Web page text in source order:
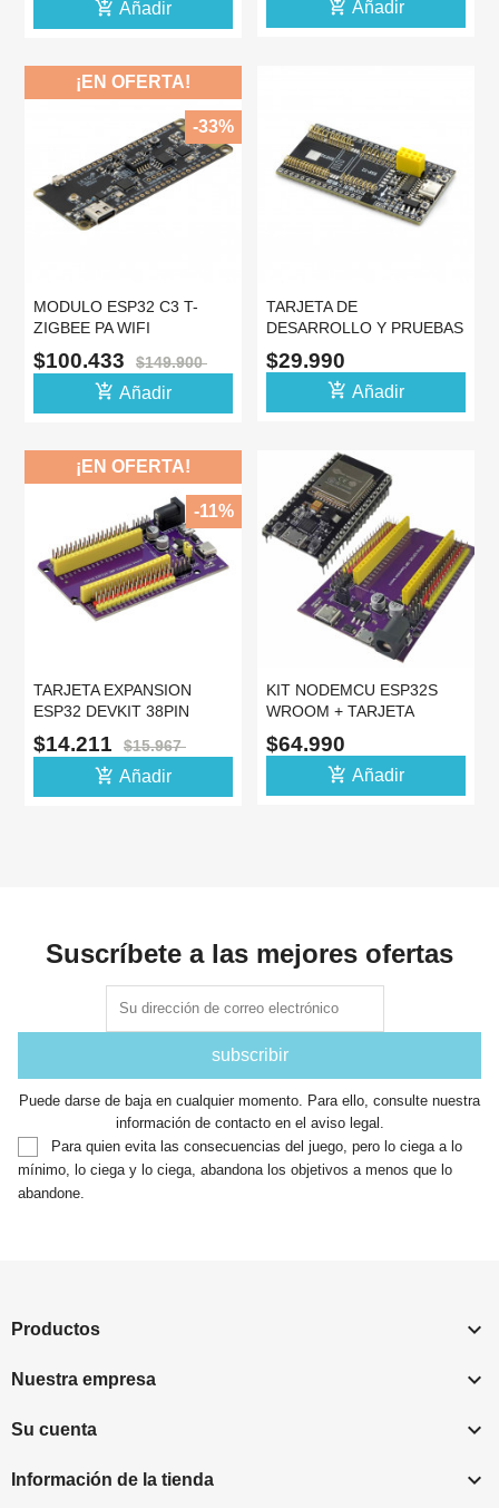
add_shopping_cart Añadir add_shopping_cart Añadir
MODULO ESP32 C3 T-
ZIGBEE PA WIFI
BLUETOOTH
$100.433 $149.900
add_shopping_cart Añadir
¡EN OFERTA!
-33%
TARJETA DE
DESARROLLO Y PRUEBAS
ESP32 Y ESP8266
PROGRAMADOR
$29.990
add_shopping_cart Añadir
TARJETA EXPANSION
ESP32 DEVKIT 38PIN
SHIELD BOARD
DESARROLLO
$14.211 $15.967
add_shopping_cart Añadir
¡EN OFERTA!
-11%
KIT NODEMCU ESP32S
WROOM + TARJETA
EXPANSION 38PIN SHIELD
$64.990
add_shopping_cart Añadir
Suscríbete a las mejores ofertas
Puede darse de baja en cualquier momento. Para ello, consulte nuestra
información de contacto en el aviso legal.
Para quien evita las consecuencias del juego, pero lo ciega a lo
mínimo, lo ciega y lo ciega, abandona los objetivos a menos que lo
abandone.
Productos 
Nuestra empresa 
Su cuenta 
Información de la tienda 